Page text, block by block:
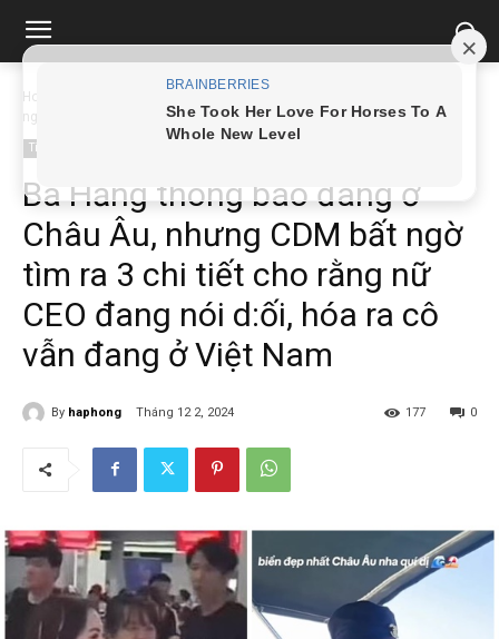
Home
ngờ...
Tin tức
Bà Hằng thông báo đang ở
Châu Âu, nhưng CDM bất ngờ
tìm ra 3 chi tiết cho rằng nữ
CEO đang nói d:ối, hóa ra cô
vẫn đang ở Việt Nam
By haphong Tháng 12 2, 2024 0
177